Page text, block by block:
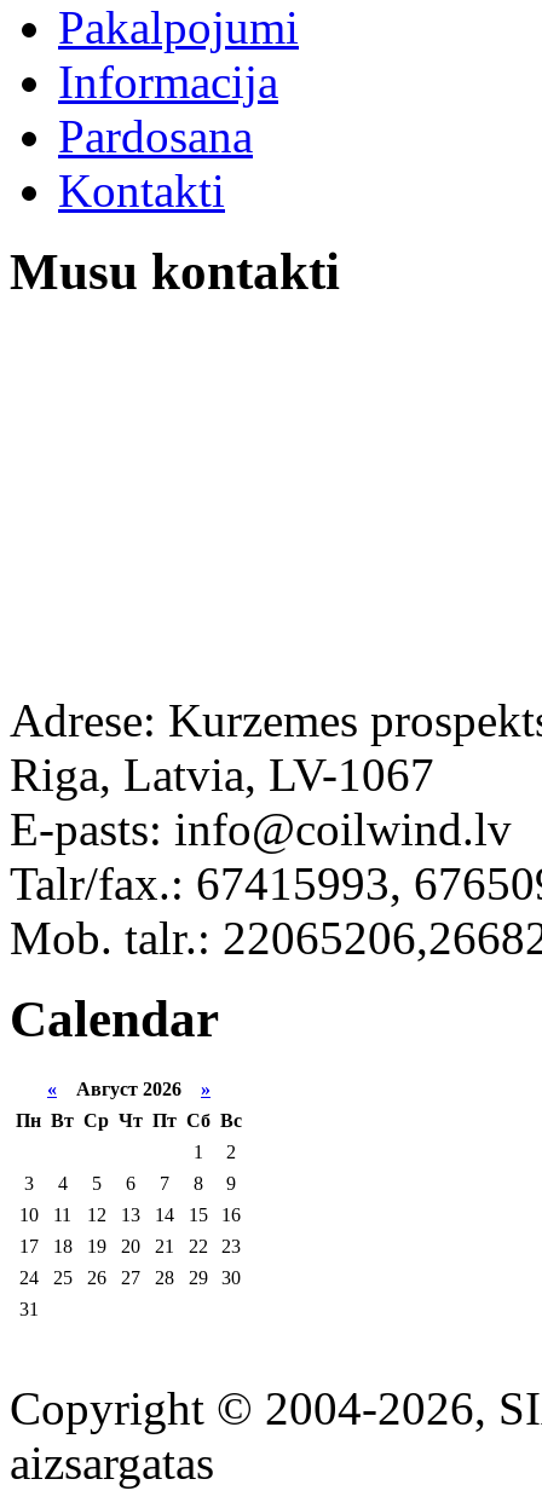
Pakalpojumi
Informacija
Pardosana
Kontakti
Musu kontakti
Adrese: Kurzemes
Riga, Latvia, LV-1067
E-pasts: info@coilwind.lv
Talr/fax.: 67415993,
Mob. talr.:
Calendar
« Август 2026 »
Пн Вт Ср Чт Пт Сб Вс
1
2
3
4 5 6 7 8
9
10
11 12 13 14 15
16
17
18 19 20 21 22
23
24
25 26 27 28 29
30
31
Copyright © 2004-2026,
aizsargatas